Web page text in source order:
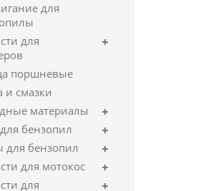
для
для
поршневые
и смазки
материалы
бензопил
бензопил
для мотокос
для